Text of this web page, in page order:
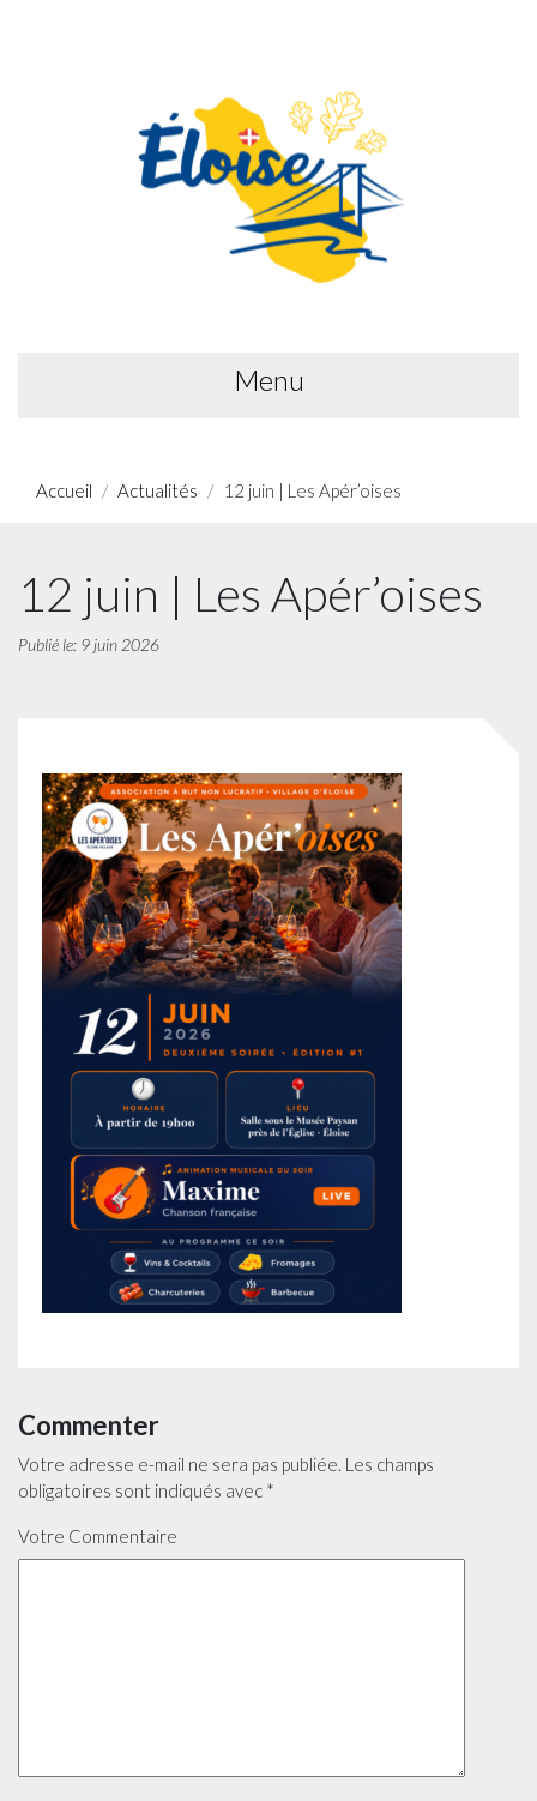
Menu
Accueil Actualités 12 juin | Les Apér’oises
12 juin | Les Apér’oises
Publié le: 9 juin 2026
Commenter
Votre adresse e-mail ne sera pas publiée. Les champs
obligatoires sont indiqués avec *
Votre Commentaire